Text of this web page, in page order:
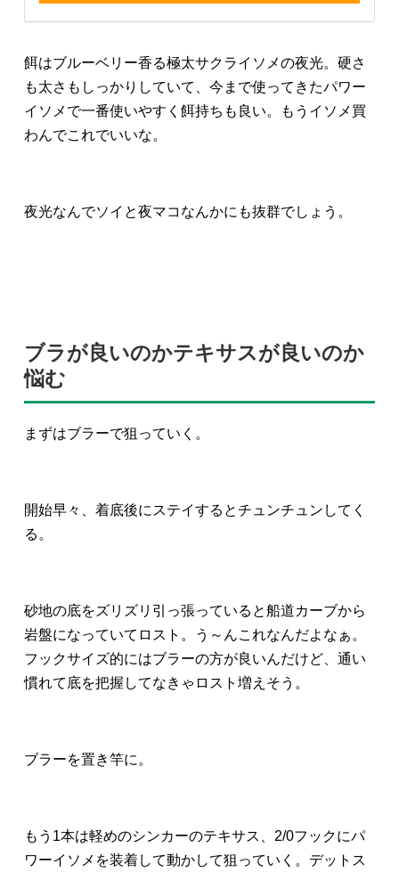
餌はブルーベリー香る極太サクライソメの夜光。硬さ
も太さもしっかりしていて、今まで使ってきたパワー
イソメで一番使いやすく餌持ちも良い。もうイソメ買
わんでこれでいいな。
夜光なんでソイと夜マコなんかにも抜群でしょう。
ブラが良いのかテキサスが良いのか
悩む
まずはブラーで狙っていく。
開始早々、着底後にステイするとチュンチュンしてく
る。
砂地の底をズリズリ引っ張っていると船道カーブから
岩盤になっていてロスト。う～んこれなんだよなぁ。
フックサイズ的にはブラーの方が良いんだけど、通い
慣れて底を把握してなきゃロスト増えそう。
ブラーを置き竿に。
もう1本は軽めのシンカーのテキサス、2/0フックにパ
ワーイソメを装着して動かして狙っていく。デットス